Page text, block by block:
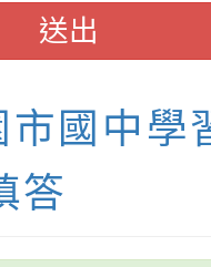
送出
國中學
答